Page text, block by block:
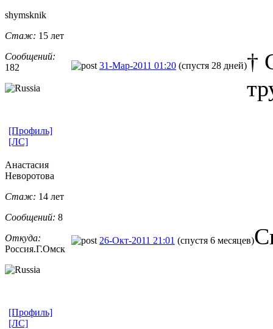
shymsknik
Стаж: 15 лет
Сообщений:
182
31-Мар-2011 01:20 (спустя 28 дней)†
[Профиль]
[ЛС]
Анастасия
Неворотова
Стаж: 14 лет
Сообщений: 8
Откуда:
Россия.Г.Омс​к
26-Окт-2011 21:01 (спустя 6 месяцев)
[Профиль]
[ЛС]